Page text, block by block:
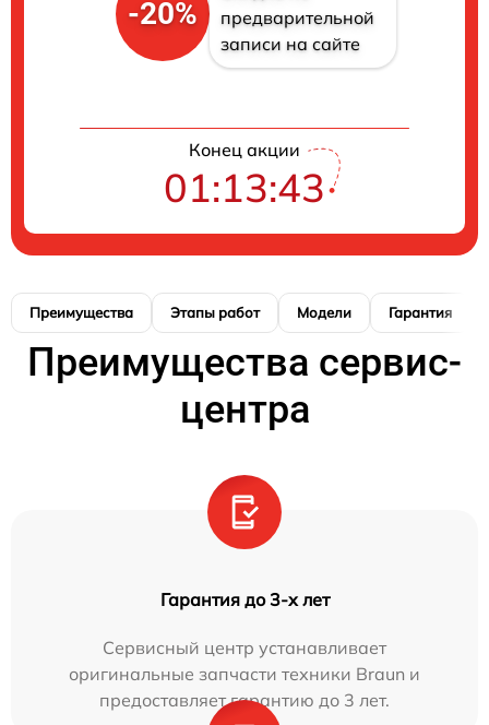
-20%
предварительной
записи на сайте
Конец акции
01:13:42
Преимущества Этапы работ Модели Гарантия
Преимущества сервис-
центра
Гарантия до 3-х лет
Сервисный центр устанавливает
оригинальные запчасти техники Braun и
предоставляет гарантию до 3 лет.